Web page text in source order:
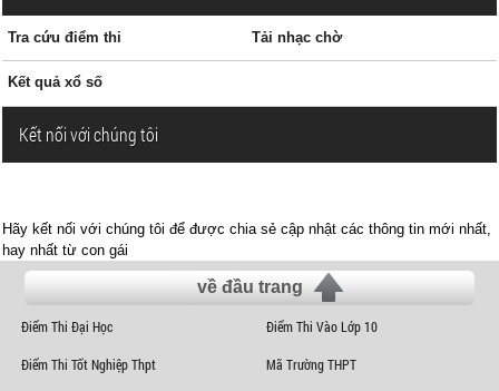
Tra cứu điểm thi Tải nhạc chờ
Kết quả xổ số
Kết nối với chúng tôi
Hãy kết nối với chúng tôi để được chia sẻ cập nhật các thông tin mới nhất,
hay nhất từ con gái
về đầu trang
Điểm Thi Đại Học Điểm Thi Vào Lớp 10
Điểm Thi Tốt Nghiệp Thpt Mã Trường THPT